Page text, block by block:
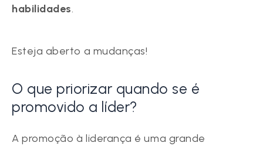
habilidades.
Esteja aberto a mudanças!
O que priorizar quando se é
promovido a líder?
A promoção à liderança é uma grande